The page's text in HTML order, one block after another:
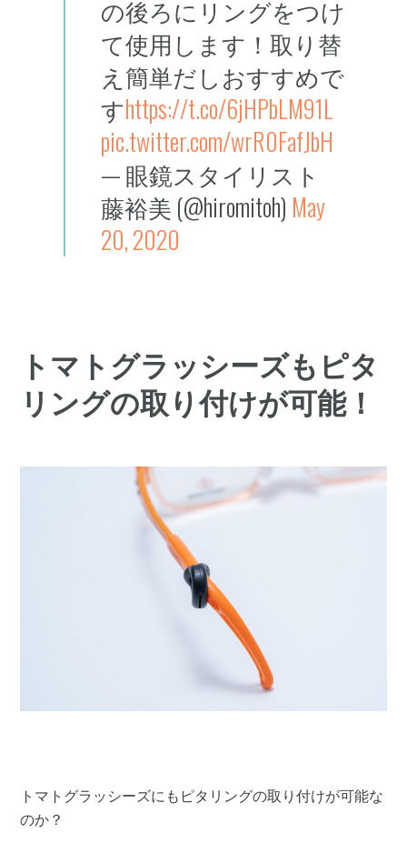
の後ろにリングをつけ
て使用します！取り替
え簡単だしおすすめで
すhttps://t.co/6jHPbLM91L
pic.twitter.com/wrR0FafJbH
— 眼鏡スタイリスト
藤裕美 (@hiromitoh) May
20, 2020
トマトグラッシーズもピタ
リングの取り付けが可能！
トマトグラッシーズにもピタリングの取り付けが可能な
のか？